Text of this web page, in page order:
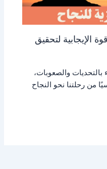
الإيجابية لتحقيق
والصعوبات،
من رحلتنا نحو النجاح